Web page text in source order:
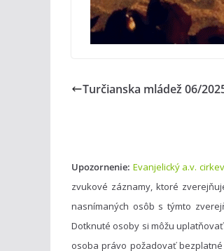
Turčianska mládež 06/
Upozornenie: Evanjelický a.v.
zvukové záznamy, ktoré
nasnímaných osôb s týmto
Dotknuté osoby si môžu
osoba právo požadovať